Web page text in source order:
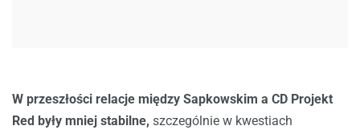
W przeszłości relacje między Sapkowskim a CD Projekt
Red były mniej stabilne, szczególnie w kwestiach